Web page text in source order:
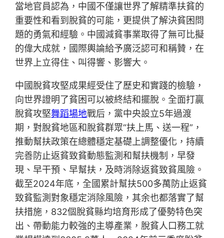
當地官員認為，中國不僅讓世界了解精準扶貧的
重要性和看到脫貧的可能，更提供了解決貧困問
題的勇氣和經驗。中國減貧事業取得了無可比擬
的偉大成就，國際輿論給予廣泛認可和稱贊，在
世界上立得住、叫得響、影響大。
中國脫貧攻堅成果經受住了歷史和實踐的檢驗，
向世界證明了貧困可以被終結和擺脫。全面打贏
脫貧攻堅舞蹈場地戰后，黨中央設立5年過渡
期，對脫貧地區和脫貧群眾“扶上馬、送一程”，
推動幫扶政策在總體穩定基礎上調整優化，持續
完善防止返貧致貧動態監測和幫扶機制，早發
現、早干預、早幫扶，及時消除返貧致貧風險。
截至2024年底，全國累計幫扶500多萬防止返貧
致貧監測對象穩定消除風險，其余也都落實了幫
扶措施，832個脫貧縣均培育形成了優勢特色突
出、帶動能力較強的主導產業，脫貧人口務工就